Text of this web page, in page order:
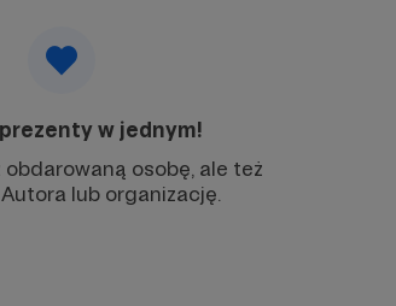
w jednym!
obdarowaną osobę, ale też
lub organizację.